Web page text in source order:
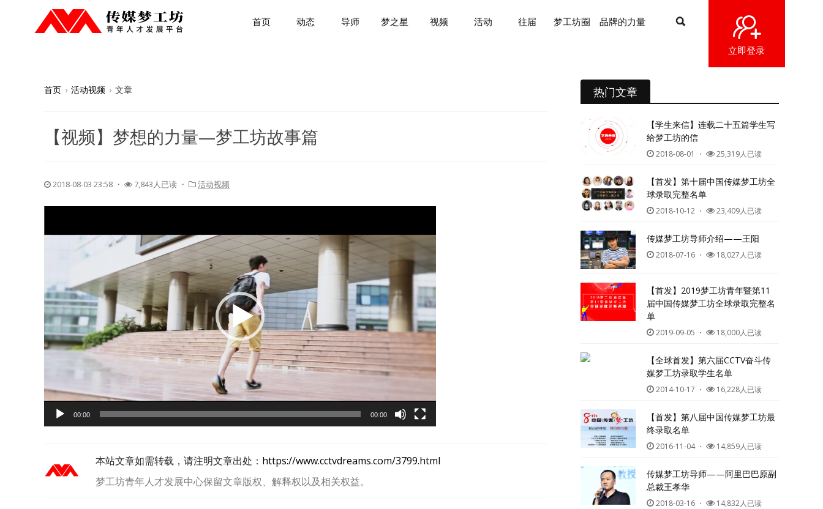
立即登录
首页 动态 导师 梦之星 视频 活动 往届 梦工坊圈 品牌的力量
首页 › 活动视频 › 文章
【视频】梦想的力量—梦工坊故事篇
2018-08-03 23:58 ・ 7,843人已读 ・ 活动视频
00:00 00:00
本站文章如需转载，请注明文章出处： https://www.cctvdreams.com/3799.html
梦工坊青年人才发展中心保留文章版权、解释权以及相关权益。
热门文章
【学生来信】连载二十五篇学生写
给梦工坊的信
2018-08-01 ・ 25,319人已读
【首发】第十届中国传媒梦工坊全
球录取完整名单
2018-10-12 ・ 23,409人已读
传媒梦工坊导师介绍——王阳
2018-07-16 ・ 18,027人已读
【首发】2019梦工坊青年暨第11
届中国传媒梦工坊全球录取完整名
单
2019-09-05 ・ 18,000人已读
【全球首发】第六届CCTV奋斗传
媒梦工坊录取学生名单
2014-10-17 ・ 16,228人已读
【首发】第八届中国传媒梦工坊最
终录取名单
2016-11-04・ 14,859人已读
传媒梦工坊导师——阿里巴巴原副
总裁王孝华
2018-03-16 ・ 14,832人已读